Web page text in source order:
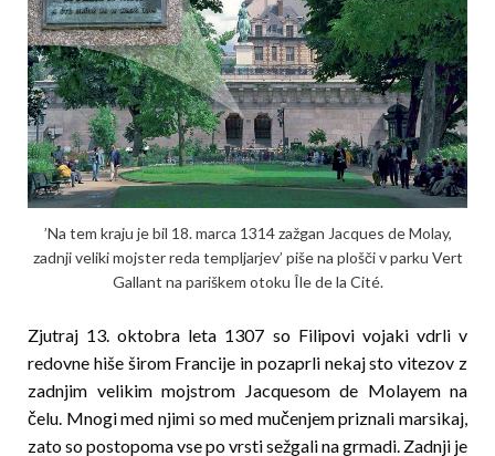
’Na tem kraju je bil 18. marca 1314 zažgan Jacques de Molay,
zadnji veliki mojster reda templjarjev’ piše na plošči v parku Vert
Gallant na pariškem otoku Île de la Cité.
Zjutraj 13. oktobra leta 1307 so Filipovi vojaki vdrli v
redovne hiše širom Francije in pozaprli nekaj sto vitezov z
zadnjim velikim mojstrom Jacquesom de Molayem na
čelu. Mnogi med njimi so med mučenjem priznali marsikaj,
zato so postopoma vse po vrsti sež­gali na grmadi. Zadnji je